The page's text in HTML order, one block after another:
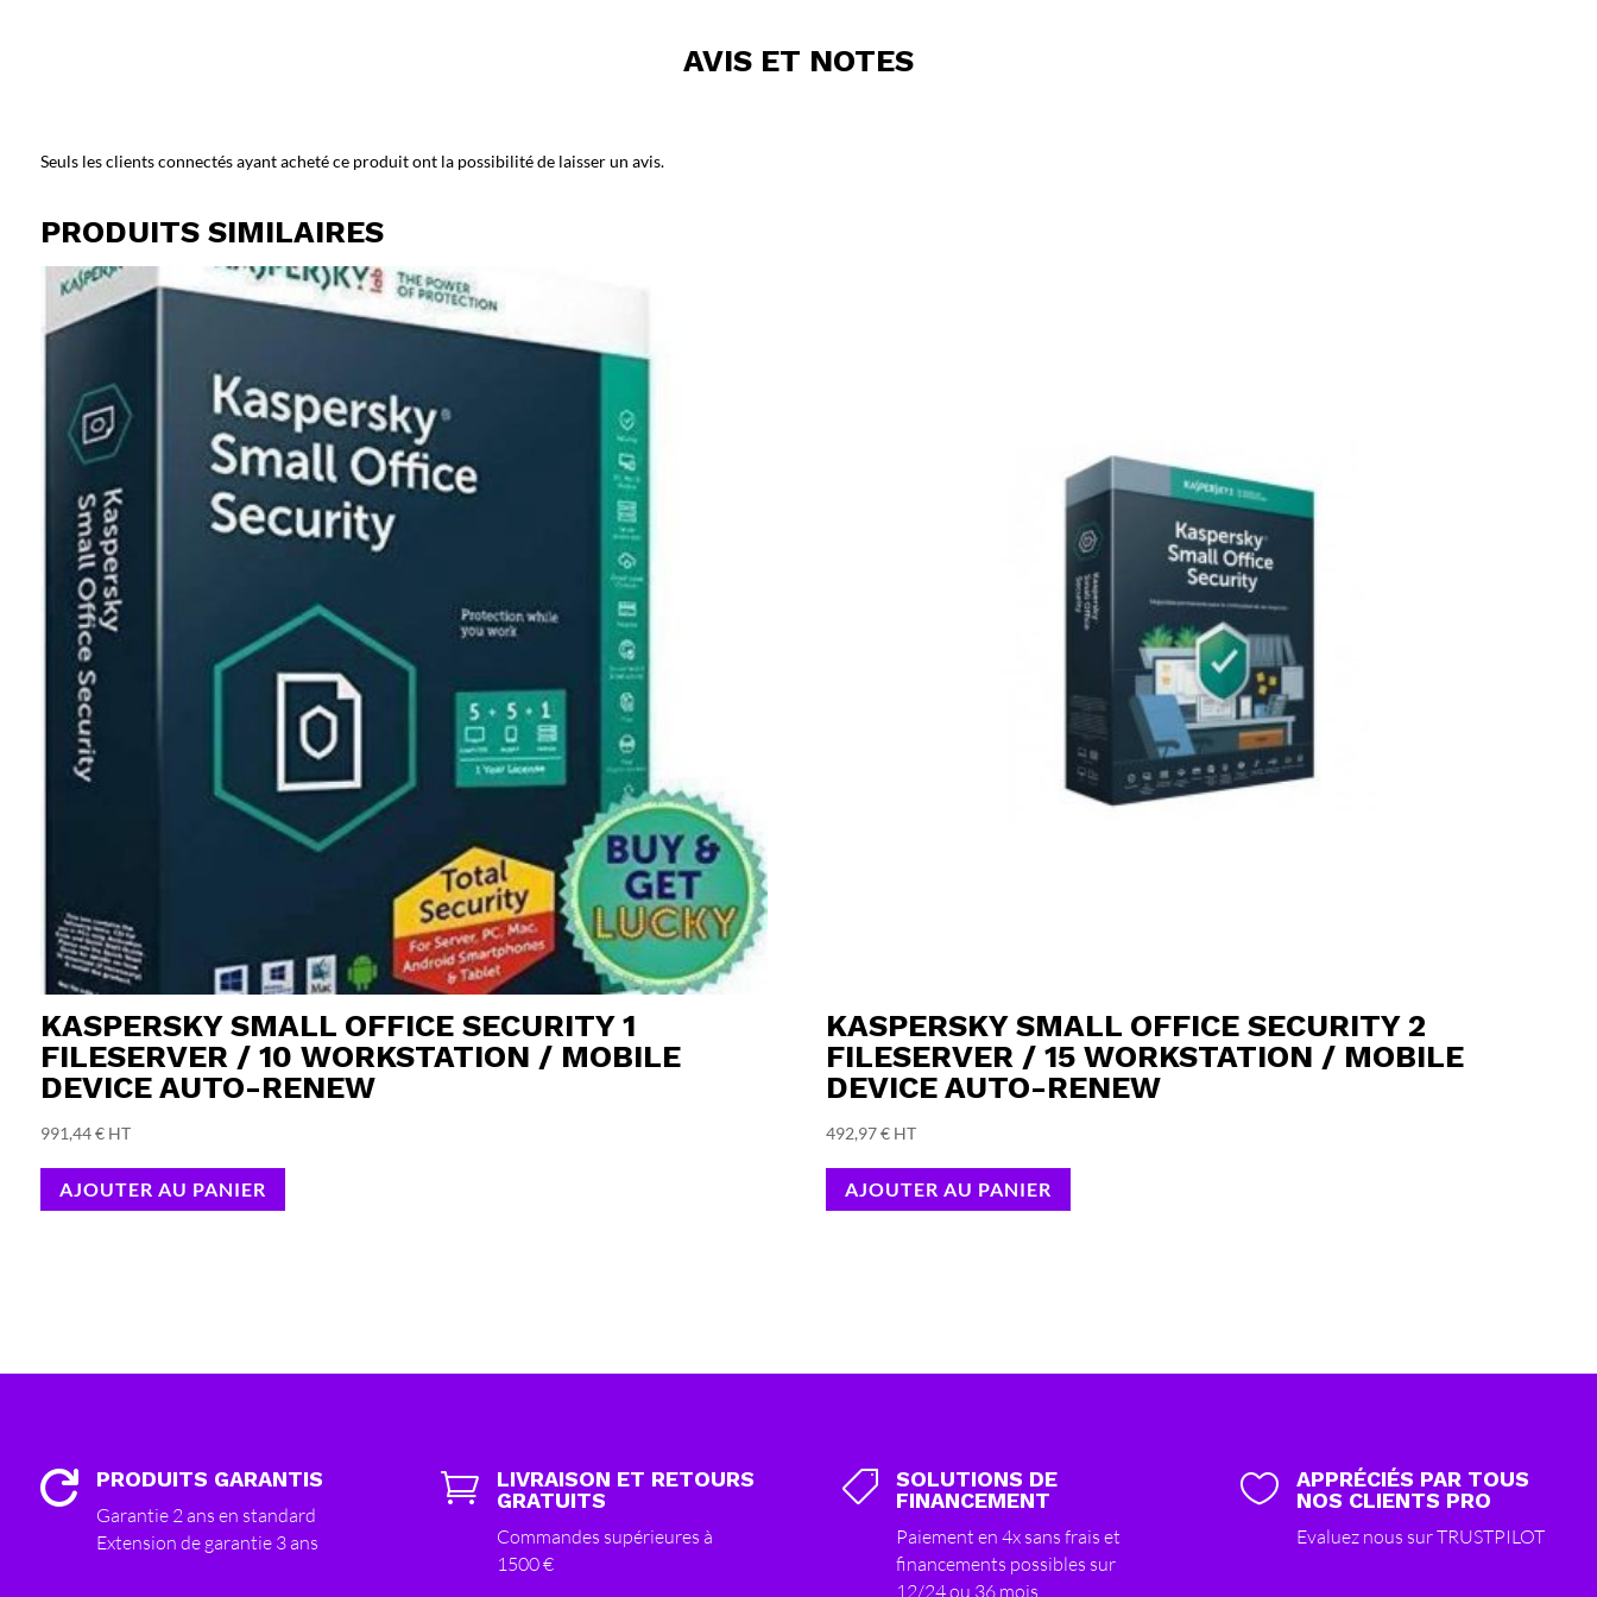
AVIS ET NOTES
Seuls les clients connectés ayant acheté ce produit ont la possibilité de laisser un avis.
PRODUITS SIMILAIRES
KASPERSKY SMALL OFFICE SECURITY 1
FILESERVER / 10 WORKSTATION / MOBILE
DEVICE AUTO-RENEW
991,44€ HT
AJOUTER AU PANIER
KASPERSKY SMALL OFFICE SECURITY 2
FILESERVER / 15 WORKSTATION / MOBILE
DEVICE AUTO-RENEW
492,97€ HT
AJOUTER AU PANIER
 PRODUITS GARANTIS
Garantie 2 ans en standard
Extension de garantie 3 ans

LIVRAISON ET RETOURS
GRATUITS
Commandes supérieures à
1500 €

SOLUTIONS DE
FINANCEMENT
Paiement en 4x sans frais et
financements possibles sur
12/24 ou 36 mois

APPRÉCIÉS PAR TOUS
NOS CLIENTS PRO
Evaluez nous sur TRUSTPILOT